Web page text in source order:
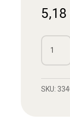
5,18
Crijevo
goriva
LA
SKU: